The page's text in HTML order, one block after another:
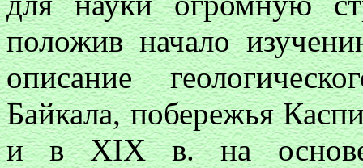
положив начало
описание
Байкала, побережья
и в XIX в. на основе